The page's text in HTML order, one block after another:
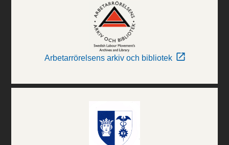
Arbetarrörelsens arkiv och bibliotek